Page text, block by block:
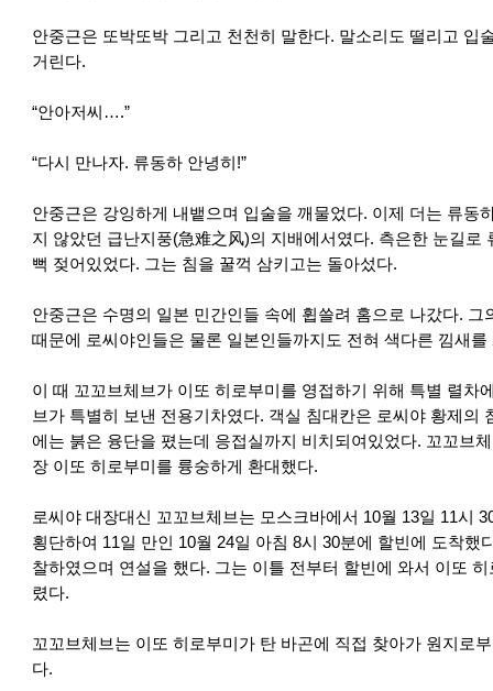
안중근은 또박또박 그리고 천천히 말한다. 말소리도 떨리고 입
거린다.
“안아저씨….”
“다시 만나자. 류동하 안녕히!”
안중근은 강잉하게 내뱉으며 입술을 깨물었다. 이제 더는 류동
지 않았던 급난지풍(急难之风)의 지배에서였다. 측은한 눈길로
뻑 젖어있었다. 그는 침을 꿀꺽 삼키고는 돌아섰다.
안중근은 수명의 일본 민간인들 속에 휩쓸려 홈으로 나갔다.
때문에 로씨야인들은 물론 일본인들까지도 전혀 색다른 낌새를
이 때 꼬꼬브체브가 이또 히로부미를 영접하기 위해 특별 렬차
브가 특별히 보낸 전용기차였다. 객실 침대칸은 로씨야 황제의
에는 붉은 융단을 폈는데 응접실까지 비치되여있었다. 꼬꼬브
장 이또 히로부미를 륭숭하게 환대했다.
로씨야 대장대신 꼬꼬브체브는 모스크바에서 10월 13일 11시
횡단하여 11일 만인 10월 24일 아침 8시 30분에 할빈에 도착했
찰하였으며 연설을 했다. 그는 이틀 전부터 할빈에 와서 이또
렸다.
꼬꼬브체브는 이또 히로부미가 탄 바곤에 직접 찾아가 원지로
다.